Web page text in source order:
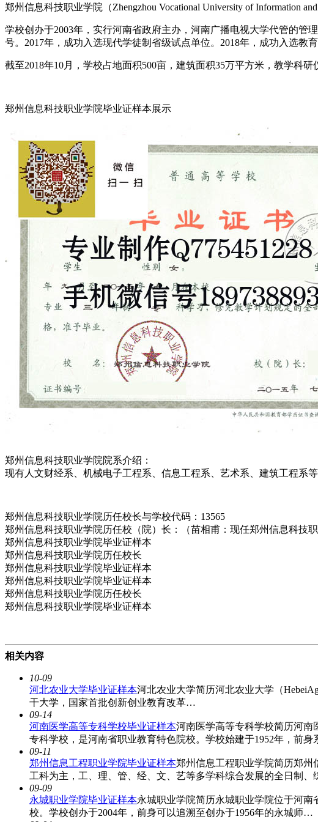
郑州信息科技职业学院（Zhengzhou Vocational University of Information
学校创办于2003年，实行河南省政府主办，河南广播电视大学代管的管
号。2017年，成功入选现代学徒制省级试点单位。2018年，成功入选教
截至2018年10月，学校占地面积500亩，建筑面积35万平方米，教学科
郑州信息科技职业学院毕业证样本展示
郑州信息科技职业学院院系介绍：
现有人文财经系、机械电子工程系、信息工程系、艺术系、建筑工程系
郑州信息科技职业学院历任校长与学校代码：13565
郑州信息科技职业学院历任校（院）长：（苗相甫：现任郑州信息科技职
郑州信息科技职业学院毕业证样本
郑州信息科技职业学院历任校长
郑州信息科技职业学院毕业证样本
郑州信息科技职业学院毕业证样本
郑州信息科技职业学院历任校长
郑州信息科技职业学院毕业证样本
相关内容
10-09
河北农业大学毕业证样本河北农业大学简历河北农业大学（
干大学，国家首批创新创业教育改革…
09-14
河南医学高等专科学校毕业证样本河南医学高等专科学校简历河南
专科学校，是河南省职业教育特色院校。学校始建于1952年，前
09-11
郑州信息工程职业学院毕业证样本郑州信息工程职业学院简历郑州
工科为主，工、理、管、经、文、艺等多学科综合发展的全日制
09-09
永城职业学院毕业证样本永城职业学院简历永城职业学院位于河
校。学校创办于2004年，前身可以追溯至创办于1956年的永城师…